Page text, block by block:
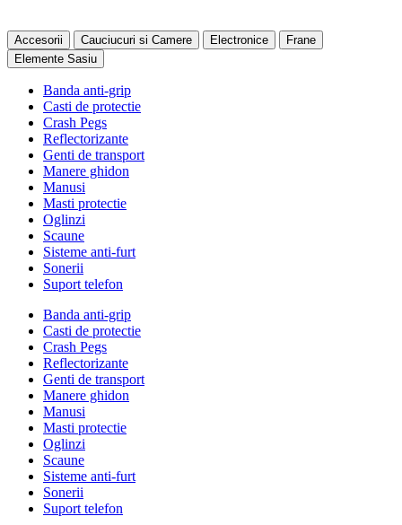
Accesorii Cauciucuri si Camere Electronice
Frane
Elemente Sasiu
Banda anti-grip
Casti de protectie
Crash Pegs
Reflectorizante
Genti de transport
Manere ghidon
Manusi
Masti protectie
Oglinzi
Scaune
Sisteme anti-furt
Sonerii
Suport telefon
Banda anti-grip
Casti de protectie
Crash Pegs
Reflectorizante
Genti de transport
Manere ghidon
Manusi
Masti protectie
Oglinzi
Scaune
Sisteme anti-furt
Sonerii
Suport telefon